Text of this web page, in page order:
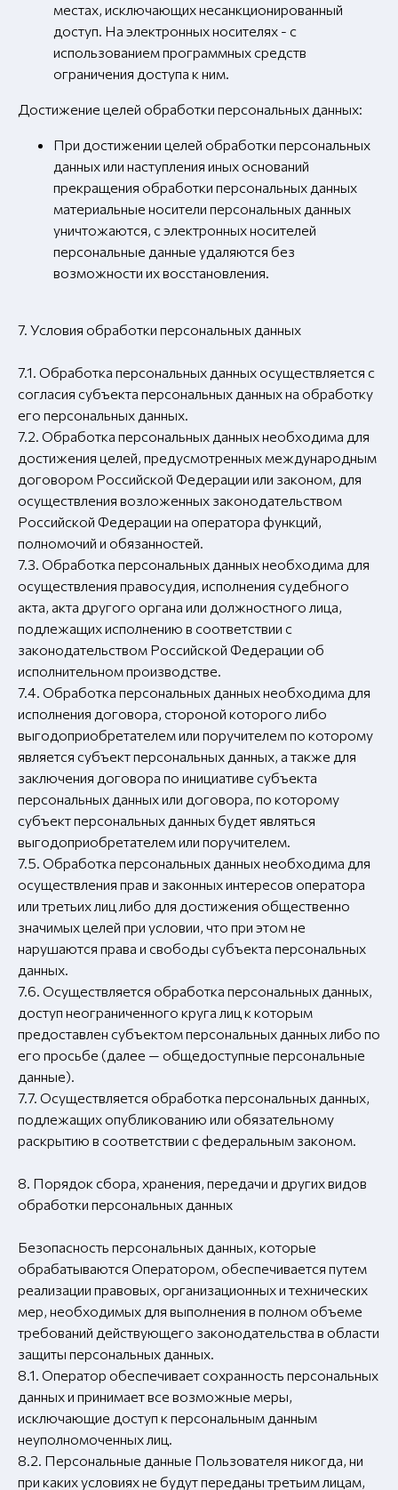
местах, исключающих несанкционированный
доступ. На электронных носителях - с
использованием программных средств
ограничения доступа к ним.
Достижение целей обработки персональных данных:
При достижении целей обработки персональных
данных или наступления иных оснований
прекращения обработки персональных данных
материальные носители персональных данных
уничтожаются, с электронных носителей
персональные данные удаляются без
возможности их восстановления.
7. Условия обработки персональных данных
7.1. Обработка персональных данных осуществляется с
согласия субъекта персональных данных на обработку
его персональных данных.
7.2. Обработка персональных данных необходима для
достижения целей, предусмотренных международным
договором Российской Федерации или законом, для
осуществления возложенных законодательством
Российской Федерации на оператора функций,
полномочий и обязанностей.
7.3. Обработка персональных данных необходима для
осуществления правосудия, исполнения судебного
акта, акта другого органа или должностного лица,
подлежащих исполнению в соответствии с
законодательством Российской Федерации об
исполнительном производстве.
7.4. Обработка персональных данных необходима для
исполнения договора, стороной которого либо
выгодоприобретателем или поручителем по которому
является субъект персональных данных, а также для
заключения договора по инициативе субъекта
персональных данных или договора, по которому
субъект персональных данных будет являться
выгодоприобретателем или поручителем.
7.5. Обработка персональных данных необходима для
осуществления прав и законных интересов оператора
или третьих лиц либо для достижения общественно
значимых целей при условии, что при этом не
нарушаются права и свободы субъекта персональных
данных.
7.6. Осуществляется обработка персональных данных,
доступ неограниченного круга лиц к которым
предоставлен субъектом персональных данных либо по
его просьбе (далее — общедоступные персональные
данные).
7.7. Осуществляется обработка персональных данных,
подлежащих опубликованию или обязательному
раскрытию в соответствии с федеральным законом.
8. Порядок сбора, хранения, передачи и других видов
обработки персональных данных
Безопасность персональных данных, которые
обрабатываются Оператором, обеспечивается путем
реализации правовых, организационных и технических
мер, необходимых для выполнения в полном объеме
требований действующего законодательства в области
защиты персональных данных.
8.1. Оператор обеспечивает сохранность персональных
данных и принимает все возможные меры,
исключающие доступ к персональным данным
неуполномоченных лиц.
8.2. Персональные данные Пользователя никогда, ни
при каких условиях не будут переданы третьим лицам,